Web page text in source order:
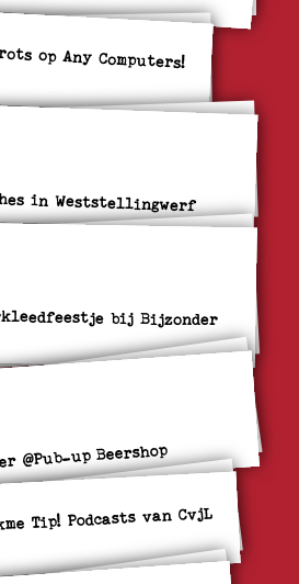
op Any Computers!
in Weststellingwerf
bij Bijzonder
@Pub-up Beershop
Tip! Podcasts van CvjL